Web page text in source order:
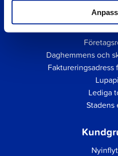
Daghemmens och
Lediga
Stadens